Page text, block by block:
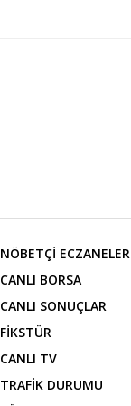
NÖBETÇİ ECZANELER
CANLI BORSA
CANLI SONUÇLAR
FİKSTÜR
CANLI TV
TRAFİK DURUMU